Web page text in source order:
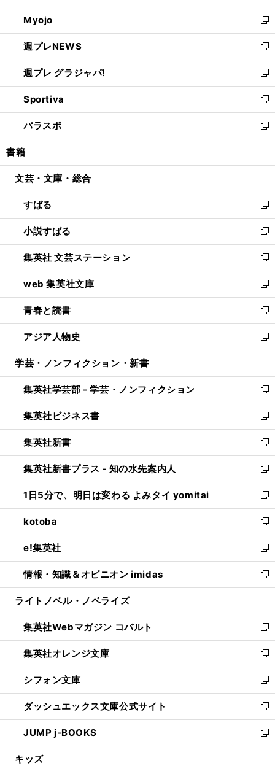
開
く
ウ
で
開
く
ン
ド
ウ
で
開
く
ウ
ィ
ン
ド
ウ
で
開
く
Myojo
新
し
い
ウ
ィ
ン
ド
ウ
で
開
週プレNEWS
新
し
い
ウ
ィ
ン
ド
ウ
開
週プレ グラジャパ!
新
し
い
ウ
ィ
ン
ウ
開
く
Sportiva
新
し
い
ウ
ン
ウ
で
開
く
パラスポ
新
し
ウ
ン
ド
ウ
で
開
く
書籍
文芸・文庫・総合
すばる
新
し
い
ウ
ィ
ン
ド
ウ
で
開
く
小説すばる
新
し
い
ウ
ィ
ン
ド
ウ
で
開
集英社 文芸ステーション
新
し
い
ウ
ィ
ン
ド
ウ
開
く
web 集英社文庫
新
し
い
ウ
ィ
ン
ウ
で
開
く
青春と読書
新
し
い
ウ
ン
ド
ウ
で
開
く
アジア人物史
新
し
ウ
ィ
ン
ド
ウ
で
開
く
学芸・ノンフィクション・新書
集英社学芸部 - 学芸・ノンフィクション
新
し
い
ウ
ィ
ン
ド
ウ
で
開
く
集英社ビジネス書
新
し
い
ウ
ィ
ン
ド
ウ
で
開
く
集英社新書
新
し
い
ウ
ィ
ン
ド
ウ
で
開
く
集英社新書プラス - 知の水先案内人
新
し
い
ウ
ィ
ン
ド
ウ
で
開
1日5分で、明日は変わる よみタイ yomitai
新
し
い
ウ
ィ
ン
ド
ウ
開
く
kotoba
新
し
い
ウ
ィ
ン
ウ
で
開
く
e!集英社
新
し
い
ウ
ン
ド
ウ
で
開
く
情報・知識＆オピニオン imidas
新
し
ウ
ィ
ン
ド
ウ
で
開
く
ライトノベル・ノベライズ
集英社Webマガジン コバルト
新
し
い
ウ
ィ
ン
ド
ウ
で
開
集英社オレンジ文庫
新
し
い
ウ
ィ
ン
ド
ウ
シフォン文庫
新
し
い
ウ
ィ
ン
ダッシュエックス文庫公式サイト
新
し
い
ウ
JUMP j-BOOKS
新
し
キッズ